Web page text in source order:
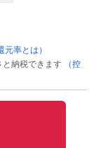
元率とは）
納税できます
（控